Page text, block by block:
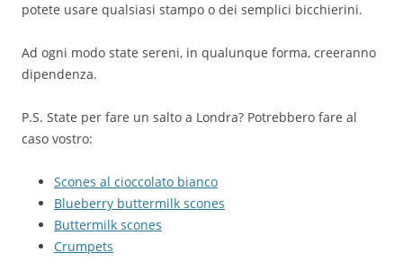
potete usare qualsiasi stampo o dei semplici bicchierini.
Ad ogni modo state sereni, in qualunque forma, creeranno
dipendenza.
P.S. State per fare un salto a Londra? Potrebbero fare al
caso vostro:
Scones al cioccolato bianco
Blueberry buttermilk scones
Buttermilk scones
Crumpets